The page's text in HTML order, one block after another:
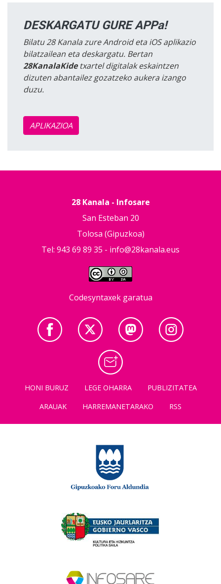
DESKARGATU GURE APPa!
Bilatu 28 Kanala zure Android eta iOS aplikazio
bilatzailean eta deskargatu. Bertan
28KanalaKidetxartel digitalak eskaintzen
dizuten abantailez gozatzeko aukera izango
duzu.
APLIKAZIOA
28 Kanala - Infosare
San Esteban 20
Tolosa (Gipuzkoa)
Tel: 943 69 89 35 - info@28kanala.eus
Codesyntaxek garatua
HONI BURUZ LEGE OHARRA
PUBLIZITATEA
ARAUAK
HARREMANETARAKO RSS